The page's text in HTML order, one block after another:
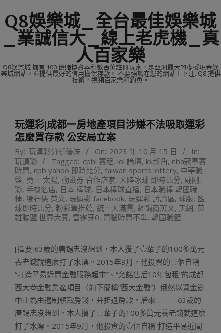
to
content
Q8娛樂城_全台最佳娛樂城
_業誠信大_線上老虎機_真
人百家樂
Q8娛樂城 擁有 100 億賭博資本和數百萬註冊玩家，是亞洲最大的虛擬現金娛
樂城網站，並提供最好的信用擔保存款。 不要強調在您的網站上下注. Q8 提供
技術，視頻百家樂和釣魚。
Menu玩運彩|成都一房地產項目涉嫌不法吸取運彩
怎麼買存款 公安局立案
By: 玩運彩分析優妹 On: 2023 年 10 月 15 日
In:
玩運彩
Tagged: cpbl 賽程, lol 論壇, lol新角, nba冠軍賽
時間, npb yahoo 即時比分, taiwan sports lottery, 中華職
籃, 勇士 太陽, 動滋券 合作店家, 大陸冰球 即時比分, 威剛,
彩, 手機名店, 日本 棒球, 日本棒球直播, 日本職棒 韓國職
棒, 獨行俠 英文, 玩運彩 facebook, 玩運彩 討論區, 球版, 籃
球即時比分, 粉彩筆推薦, 統一大滿貫, 經銷商英文, 美網, 英
雄聯盟 世界大賽, 雷霆牙0, 電腦時間不準, 韓國職籃
[擇要]63歲的唐錫忠沒想到，本人攢了壹輩子的100多萬元
養老錢就這麼打了水漂。2015年9月，他投資的壹個自稱
“打造平易近間金融服務超市”、“允諾售后10年包租”的成都
西大巷金融房產項目（如下簡稱“西大金融”）俄然以資金鏈
中止為由遏制領取房錢，并拒退房款。后來… 63歲的
唐錫忠沒想到，本人攢了壹輩子的100多萬元養老錢就這麼
打了水漂。2015年9月，他投資的壹個自稱“打造平易近間